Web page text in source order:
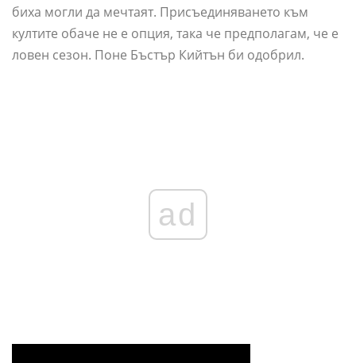
биха могли да мечтаят. Присъединяването към
култите обаче не е опция, така че предполагам, че е
ловен сезон. Поне Бъстър Кийтън би одобрил.
ad